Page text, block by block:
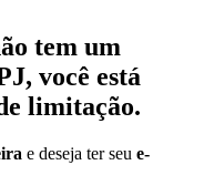
tem um
você está
limitação.
e deseja ter seu e-